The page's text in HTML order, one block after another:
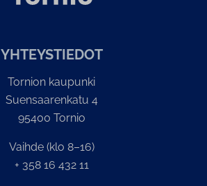
YH­TEYS­TIE­DOT
Tornion kaupunki
Suensaarenkatu 4
95400 Tornio
Vaihde (klo 8–16)
+ 358 16 432 11